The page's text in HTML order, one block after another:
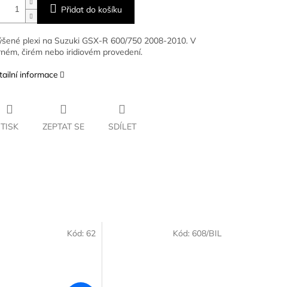
Přidat do košíku
plexi na Suzuki GSX-R 600/750 2008-2010. V
čirém nebo iridiovém provedení.
informace
TISK ZEPTAT SE SDÍLET
Kód:62 Kód: 608/BIL